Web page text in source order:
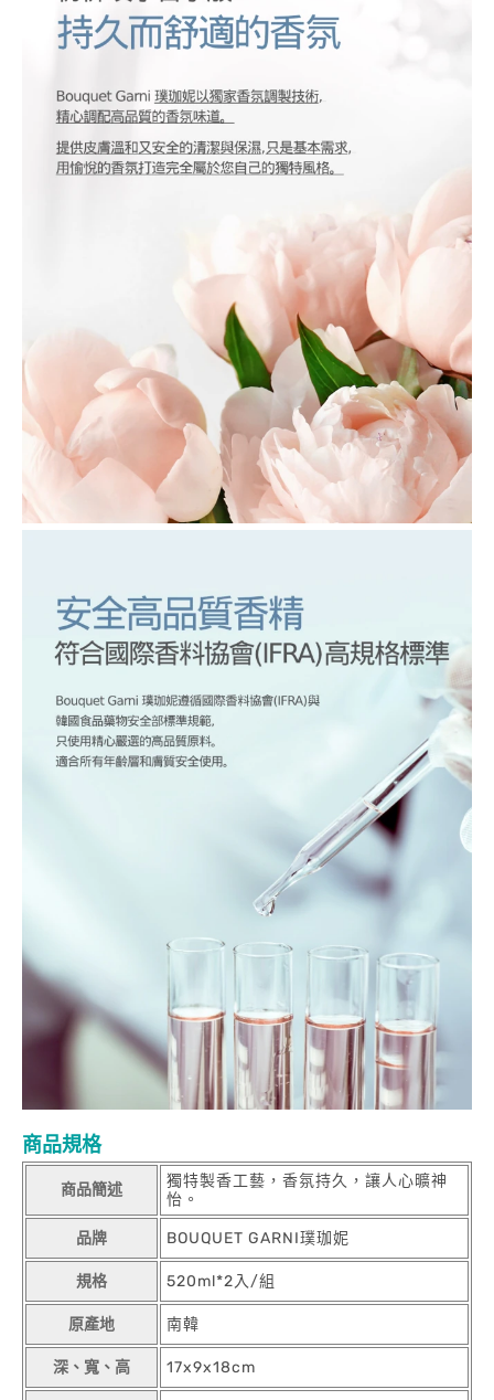
商品規格
商品簡述
獨特製香工藝，香氛持久，讓人心曠神
怡。
品牌 BOUQUET GARNI璞珈妮
規格 520ml*2入/組
原產地 南韓
深、寬、高 17x9x18cm